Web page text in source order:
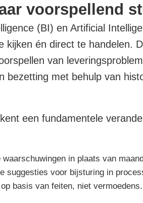
voorspellend
(BI) en Artificial
kijken én direct te handelen.
van
bezetting met behulp van
een fundamentele
in plaats van
suggesties voor bijsturing in
basis van feiten, niet vermoedens.